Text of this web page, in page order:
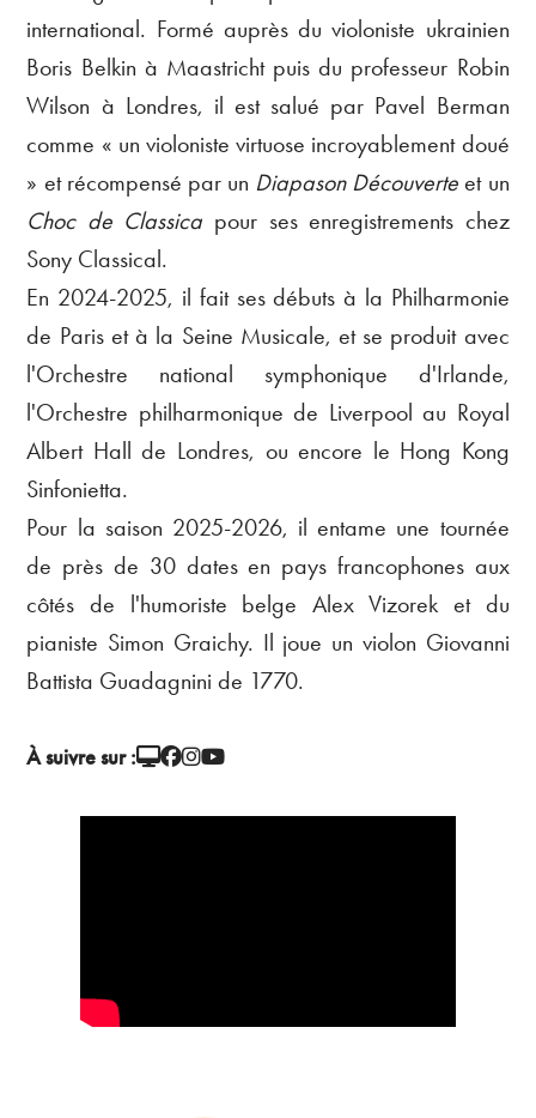
international. Formé auprès du violoniste ukrainien
Boris Belkin à Maastricht puis du professeur Robin
Wilson à Londres, il est salué par Pavel Berman
comme « un violoniste virtuose incroyablement doué
» et récompensé par un Diapason Découverte et un
Choc de Classica pour ses enregistrements chez
Sony Classical.
En 2024-2025, il fait ses débuts à la Philharmonie
de Paris et à la Seine Musicale, et se produit avec
l'Orchestre national symphonique d'Irlande,
l'Orchestre philharmonique de Liverpool au Royal
Albert Hall de Londres, ou encore le Hong Kong
Sinfonietta.
Pour la saison 2025-2026, il entame une tournée
de près de 30 dates en pays francophones aux
côtés de l'humoriste belge Alex Vizorek et du
pianiste Simon Graichy. Il joue un violon Giovanni
Battista Guadagnini de 1770.
À suivre sur :